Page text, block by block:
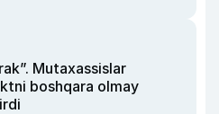
Mutaxassislar
boshqara olmay